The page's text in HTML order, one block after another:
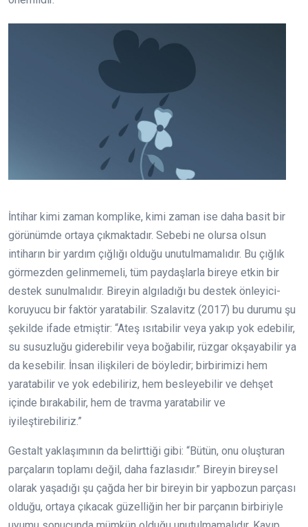
İntihar kimi zaman komplike, kimi zaman ise daha basit bir
görünümde ortaya çıkmaktadır. Sebebi ne olursa olsun
intiharın bir yardım çığlığı olduğu unutulmamalıdır. Bu çığlık
görmezden gelinmemeli, tüm paydaşlarla bireye etkin bir
destek sunulmalıdır. Bireyin algıladığı bu destek önleyici-
koruyucu bir faktör yaratabilir. Szalavitz (2017) bu durumu şu
şekilde ifade etmiştir: “Ateş ısıtabilir veya yakıp yok edebilir,
su susuzluğu giderebilir veya boğabilir, rüzgar okşayabilir ya
da kesebilir. İnsan ilişkileri de böyledir; birbirimizi hem
yaratabilir ve yok edebiliriz, hem besleyebilir ve dehşet
içinde bırakabilir, hem de travma yaratabilir ve
iyileştirebiliriz.”
Gestalt yaklaşımının da belirttiği gibi: “Bütün, onu oluşturan
parçaların toplamı değil, daha fazlasıdır.” Bireyin bireysel
olarak yaşadığı şu çağda her bir bireyin bir yapbozun parçası
olduğu, ortaya çıkacak güzelliğin her bir parçanın birbiriyle